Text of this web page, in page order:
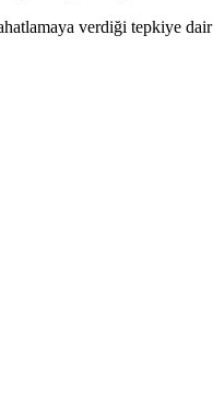
verdiği tepkiye dair